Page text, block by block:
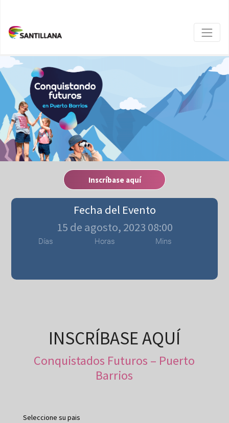
Inscríbase aquí
Fecha del Evento
15 de agosto, 2023 08:00
Días Horas Mins
INSCRÍBASE AQUÍ
Conquistados Futuros – Puerto
Barrios
Seleccione su pais